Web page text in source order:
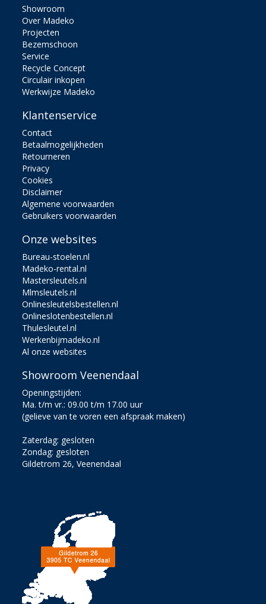
Showroom
Over Madeko
Projecten
Bezemschoon
Service
Recycle Concept
Circulair inkopen
Werkwijze Madeko
Klantenservice
Contact
Betaalmogelijkheden
Retourneren
Privacy
Cookies
Disclaimer
Algemene voorwaarden
Gebruikers voorwaarden
Onze websites
Bureau-stoelen.nl
Madeko-rental.nl
Mastersleutels.nl
Mlmsleutels.nl
Onlinesleutelsbestellen.nl
Onlineslotenbestellen.nl
Thulesleutel.nl
Werkenbijmadeko.nl
Al onze websites
Showroom Veenendaal
Openingstijden:
Ma. t/m vr.: 09.00 t/m 17.00 uur
(gelieve van te voren een afspraak maken)
Zaterdag: gesloten
Zondag: gesloten
Gildetrom 26, Veenendaal